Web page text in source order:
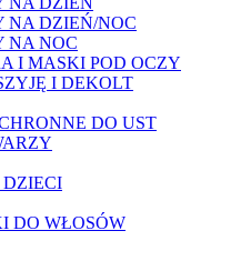
NA DZIEŃ/NOC
NA NOC
I MASKI POD OCZY
I DEKOLT
DO UST
DO WŁOSÓW